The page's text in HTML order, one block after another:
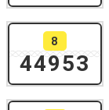
8
44953